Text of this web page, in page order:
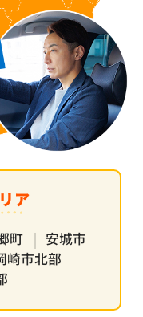
ア
町
安城市
崎市北部